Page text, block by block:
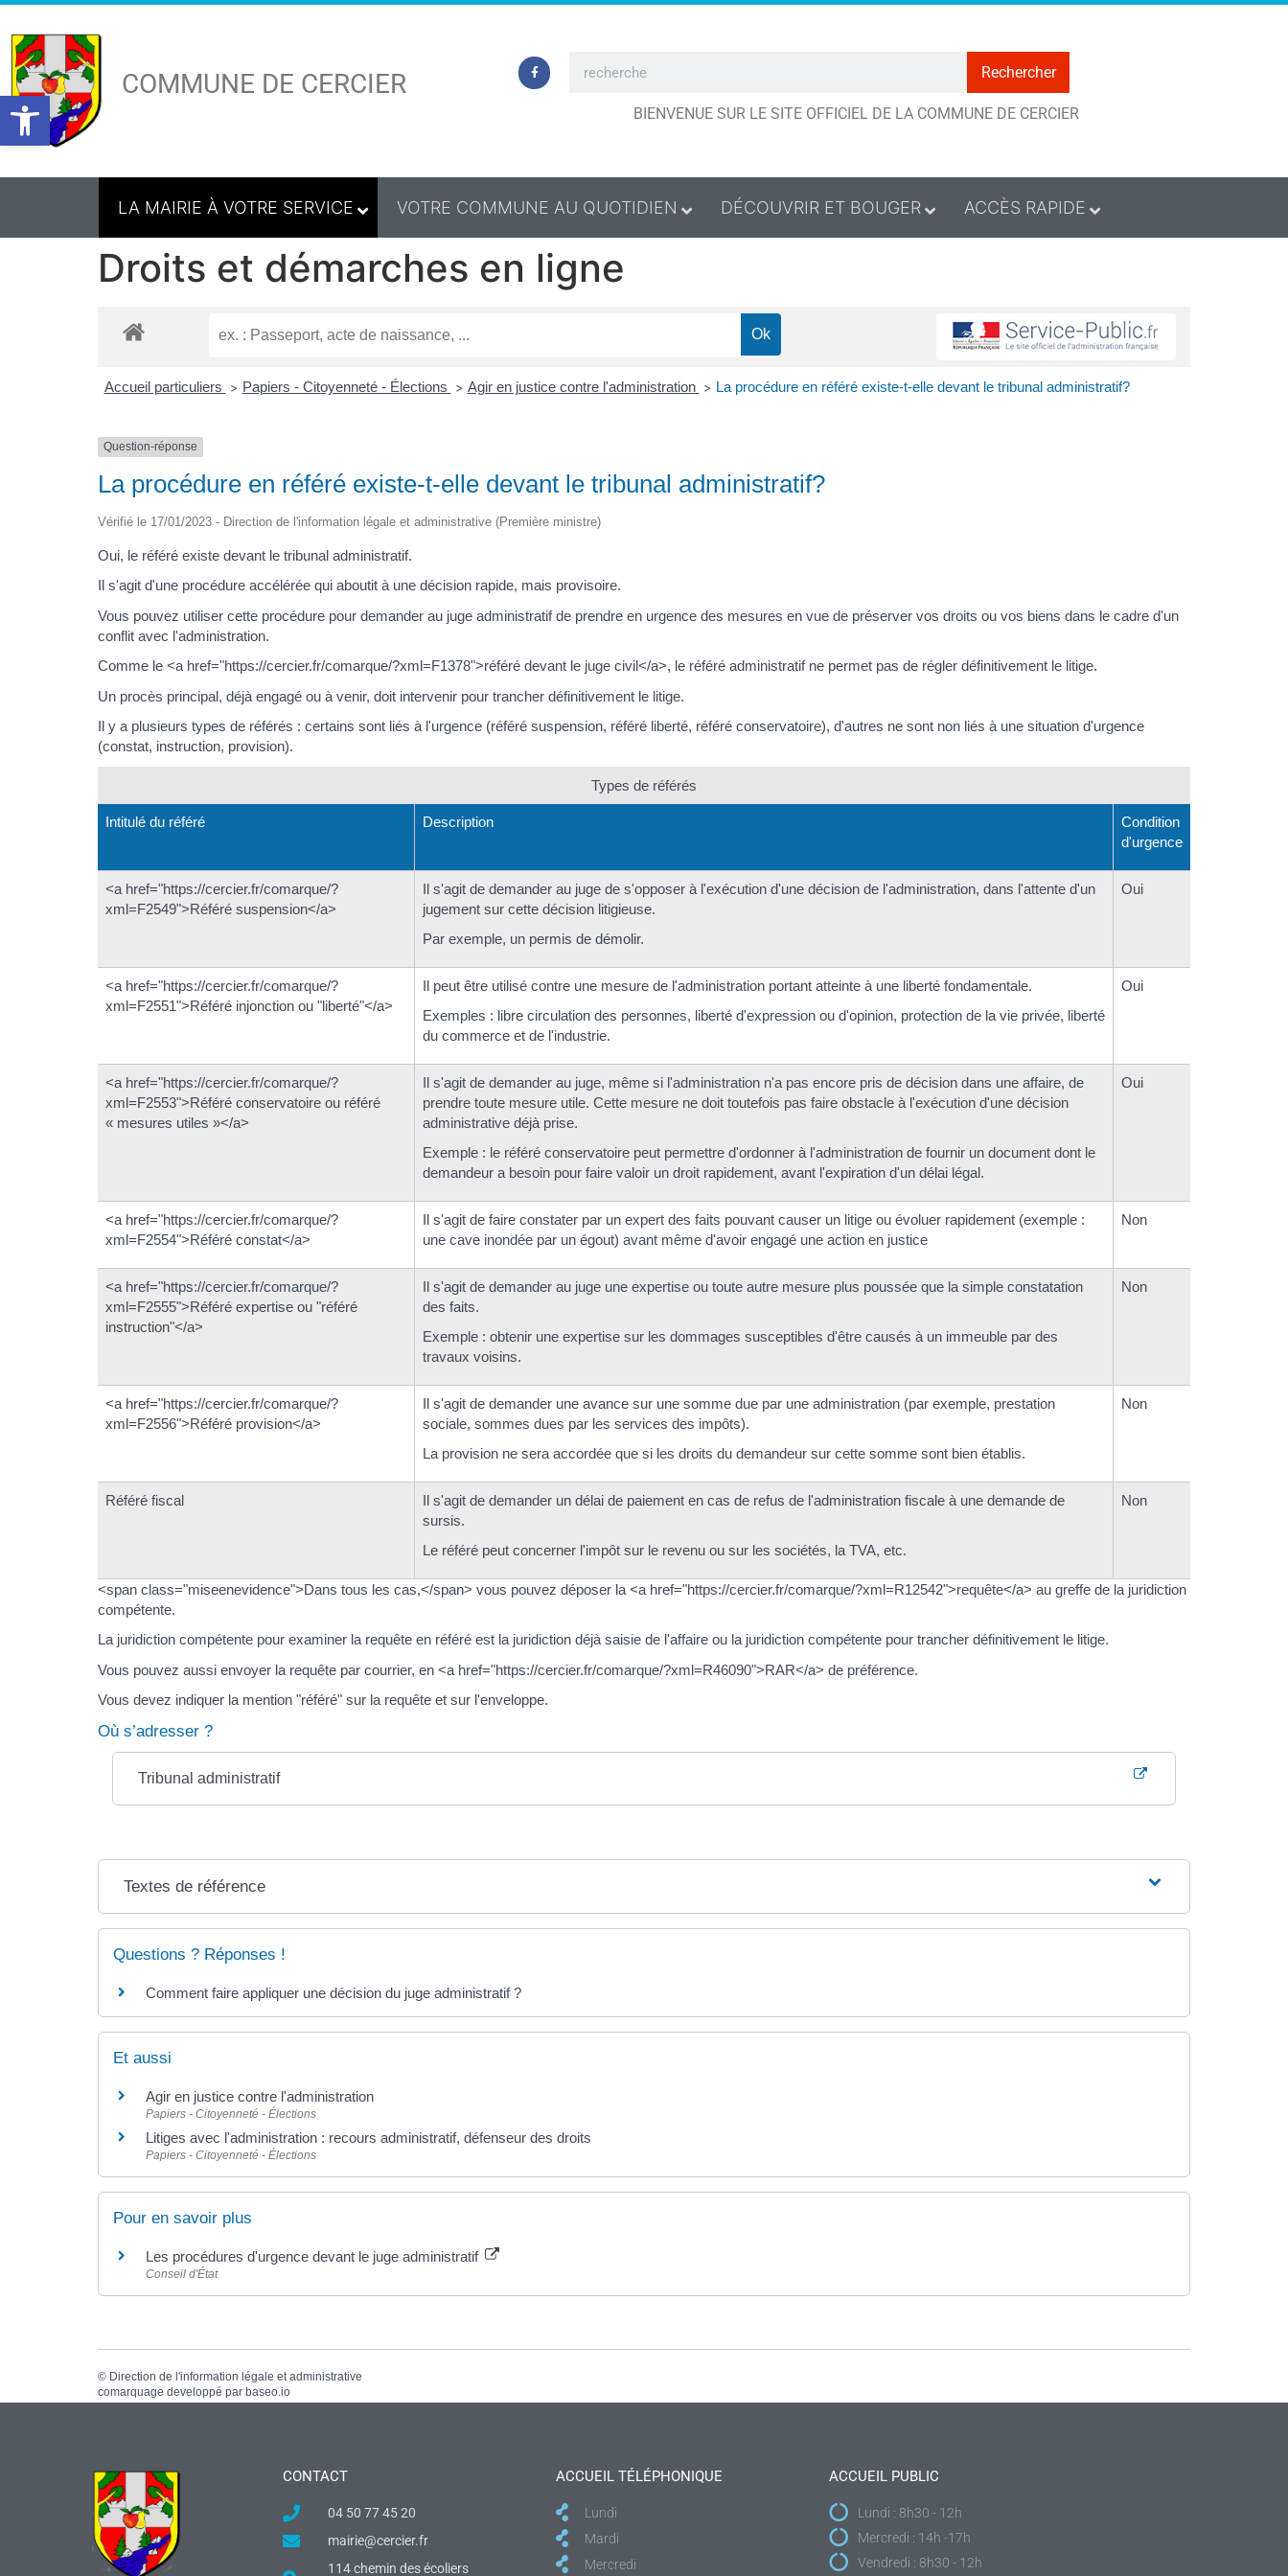
Ouvrir la barre d’outils
COMMUNE DE CERCIER Rechercher
BIENVENUE SUR LE SITE OFFICIEL DE LA COMMUNE DE CERCIER
LA MAIRIE À VOTRE SERVICE VOTRE COMMUNE AU QUOTIDIEN DÉCOUVRIR ET BOUGER ACCÈS RAPIDE
Droits et démarches en ligne
Accueil particuliers > Papiers - Citoyenneté - Élections > Agir en justice contre l'administration > La procédure en référé existe-t-elle devant le tribunal administratif?
Question-réponse
La procédure en référé existe-t-elle devant le tribunal administratif?
Vérifié le 17/01/2023 - Direction de l'information légale et administrative (Première ministre)
Oui, le référé existe devant le tribunal administratif.
Il s'agit d'une procédure accélérée qui aboutit à une décision rapide, mais provisoire.
Vous pouvez utiliser cette procédure pour demander au juge administratif de prendre en urgence des mesures en vue de préserver vos droits ou vos biens dans le cadre d'un
conflit avec l'administration.
Comme le <a href="https://cercier.fr/comarque/?xml=F1378">référé devant le juge civil</a>, le référé administratif ne permet pas de régler définitivement le litige.
Un procès principal, déjà engagé ou à venir, doit intervenir pour trancher définitivement le litige.
Il y a plusieurs types de référés : certains sont liés à l'urgence (référé suspension, référé liberté, référé conservatoire), d'autres ne sont non liés à une situation d'urgence
(constat, instruction, provision).
Types de référés
Intitulé du référé Description
Condition
d'urgence
<a href="https://cercier.fr/comarque/?
xml=F2549">Référé suspension</a>
Il s'agit de demander au juge de s'opposer à l'exécution d'une décision de l'administration, dans l'attente d'un
jugement sur cette décision litigieuse.
Par exemple, un permis de démolir.
Oui
<a href="https://cercier.fr/comarque/?
xml=F2551">Référé injonction ou "liberté"</a>
Il peut être utilisé contre une mesure de l'administration portant atteinte à une liberté fondamentale.
Exemples : libre circulation des personnes, liberté d'expression ou d'opinion, protection de la vie privée, liberté
du commerce et de l'industrie.
Oui
<a href="https://cercier.fr/comarque/?
xml=F2553">Référé conservatoire ou référé
« mesures utiles »</a>
Il s'agit de demander au juge, même si l'administration n'a pas encore pris de décision dans une affaire, de
prendre toute mesure utile. Cette mesure ne doit toutefois pas faire obstacle à l'exécution d'une décision
administrative déjà prise.
Exemple : le référé conservatoire peut permettre d'ordonner à l'administration de fournir un document dont le
demandeur a besoin pour faire valoir un droit rapidement, avant l'expiration d'un délai légal.
Oui
<a href="https://cercier.fr/comarque/?
xml=F2554">Référé constat</a>
Il s'agit de faire constater par un expert des faits pouvant causer un litige ou évoluer rapidement (exemple :
une cave inondée par un égout) avant même d'avoir engagé une action en justice
Non
<a href="https://cercier.fr/comarque/?
xml=F2555">Référé expertise ou "référé
instruction"</a>
Il s'agit de demander au juge une expertise ou toute autre mesure plus poussée que la simple constatation
des faits.
Exemple : obtenir une expertise sur les dommages susceptibles d'être causés à un immeuble par des
travaux voisins.
Non
<a href="https://cercier.fr/comarque/?
xml=F2556">Référé provision</a>
Il s'agit de demander une avance sur une somme due par une administration (par exemple, prestation
sociale, sommes dues par les services des impôts).
La provision ne sera accordée que si les droits du demandeur sur cette somme sont bien établis.
Non
Référé fiscal
Il s'agit de demander un délai de paiement en cas de refus de l'administration fiscale à une demande de
sursis.
Le référé peut concerner l'impôt sur le revenu ou sur les sociétés, la TVA, etc.
Non
<span class="miseenevidence">Dans tous les cas,</span> vous pouvez déposer la <a href="https://cercier.fr/comarque/?xml=R12542">requête</a> au greffe de la juridiction
compétente.
La juridiction compétente pour examiner la requête en référé est la juridiction déjà saisie de l'affaire ou la juridiction compétente pour trancher définitivement le litige.
Vous pouvez aussi envoyer la requête par courrier, en <a href="https://cercier.fr/comarque/?xml=R46090">RAR</a> de préférence.
Vous devez indiquer la mention "référé" sur la requête et sur l'enveloppe.
Où s’adresser ?
Tribunal administratif
Textes de référence
Questions ? Réponses !
Comment faire appliquer une décision du juge administratif ?
Et aussi
Agir en justice contre l'administration
Papiers - Citoyenneté - Élections
Litiges avec l'administration : recours administratif, défenseur des droits
Papiers - Citoyenneté - Élections
Pour en savoir plus
Les procédures d'urgence devant le juge administratif
Conseil d'État
© Direction de l'information légale et administrative
comarquage developpé par baseo.io
CONTACT
04 50 77 45 20
mairie@cercier.fr
114 chemin des écoliers
ACCUEIL TÉLÉPHONIQUE
Lundi
Mardi
Mercredi
ACCUEIL PUBLIC
Lundi : 8h30 - 12h
Mercredi : 14h -17h
Vendredi : 8h30 - 12h